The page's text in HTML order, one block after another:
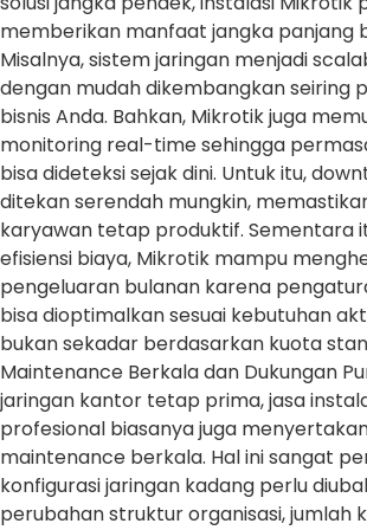
memberikan manfaat jangka panjang
Misalnya, sistem jaringan menjadi
dengan mudah dikembangkan seiring
bisnis Anda. Bahkan, Mikrotik juga
monitoring real-time sehingga
bisa dideteksi sejak dini. Untuk itu,
ditekan serendah mungkin,
karyawan tetap produktif. Sementara
efisiensi biaya, Mikrotik mampu
pengeluaran bulanan karena
bisa dioptimalkan sesuai kebutuhan
bukan sekadar berdasarkan kuota
Maintenance Berkala dan Dukungan
jaringan kantor tetap prima, jasa
profesional biasanya juga
maintenance berkala. Hal ini sangat
konfigurasi jaringan kadang perlu
perubahan struktur organisasi, jumlah